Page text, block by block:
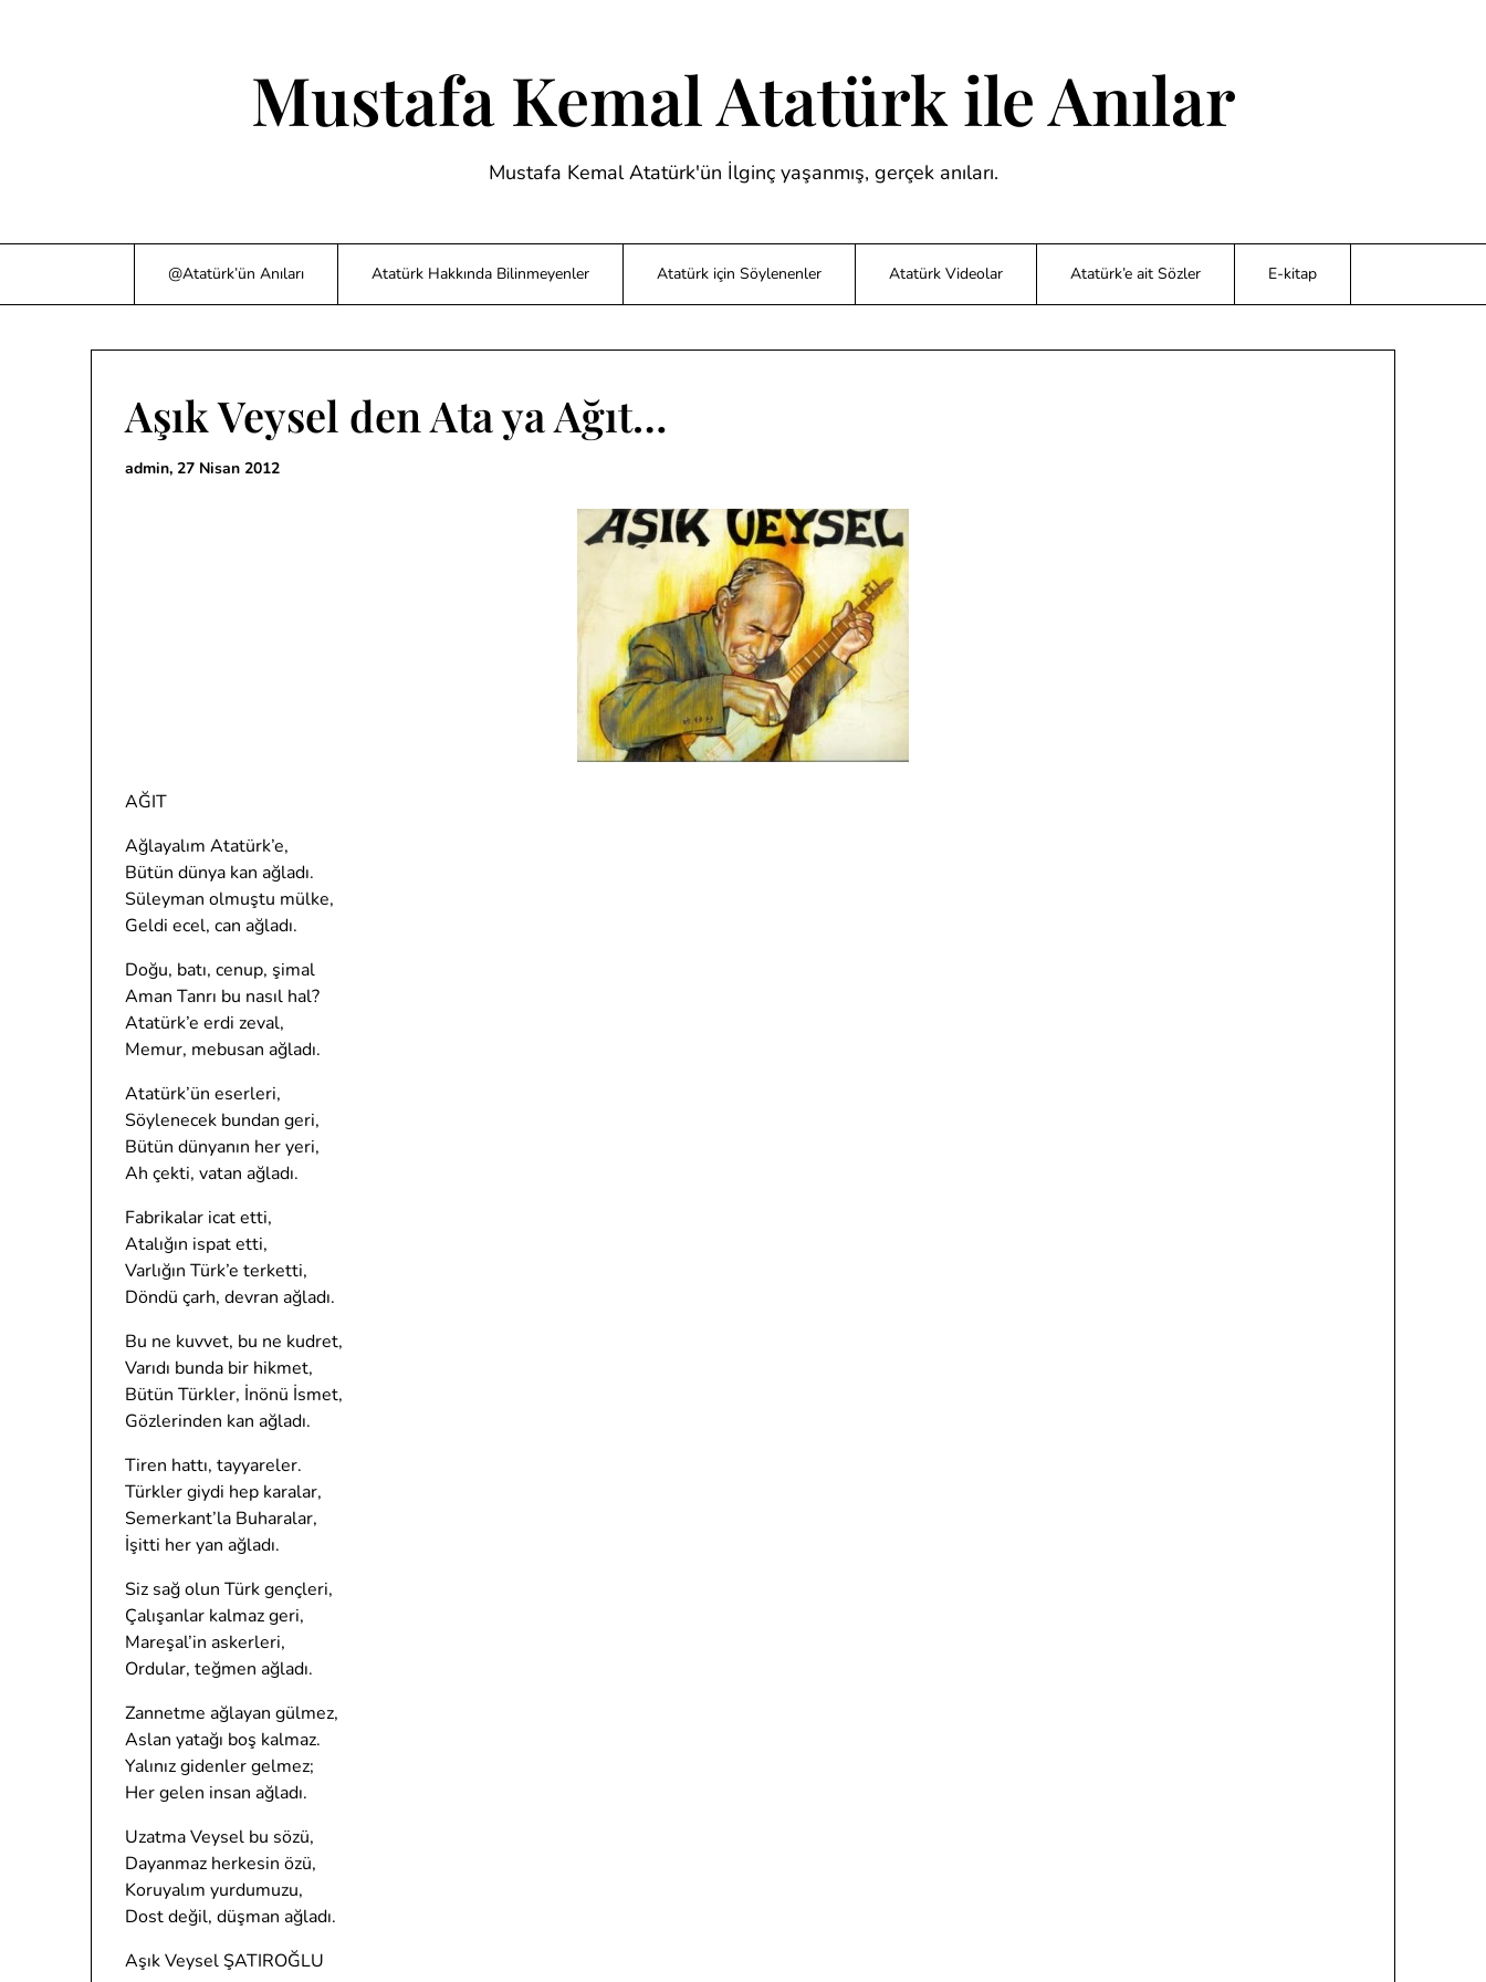
Mustafa Kemal Atatürk ile Anılar
Mustafa Kemal Atatürk'ün İlginç yaşanmış, gerçek anıları.
@Atatürk’ün Anıları Atatürk Hakkında Bilinmeyenler Atatürk için Söylenenler Atatürk Videolar Atatürk’e ait Sözler E-kitap
Aşık Veysel den Ata ya Ağıt…
admin, 27 Nisan 2012
AĞIT
Ağlayalım Atatürk’e,
Bütün dünya kan ağladı.
Süleyman olmuştu mülke,
Geldi ecel, can ağladı.
Doğu, batı, cenup, şimal
Aman Tanrı bu nasıl hal?
Atatürk’e erdi zeval,
Memur, mebusan ağladı.
Atatürk’ün eserleri,
Söylenecek bundan geri,
Bütün dünyanın her yeri,
Ah çekti, vatan ağladı.
Fabrikalar icat etti,
Atalığın ispat etti,
Varlığın Türk’e terketti,
Döndü çarh, devran ağladı.
Bu ne kuvvet, bu ne kudret,
Varıdı bunda bir hikmet,
Bütün Türkler, İnönü İsmet,
Gözlerinden kan ağladı.
Tiren hattı, tayyareler.
Türkler giydi hep karalar,
Semerkant’la Buharalar,
İşitti her yan ağladı.
Siz sağ olun Türk gençleri,
Çalışanlar kalmaz geri,
Mareşal’in askerleri,
Ordular, teğmen ağladı.
Zannetme ağlayan gülmez,
Aslan yatağı boş kalmaz.
Yalınız gidenler gelmez;
Her gelen insan ağladı.
Uzatma Veysel bu sözü,
Dayanmaz herkesin özü,
Koruyalım yurdumuzu,
Dost değil, düşman ağladı.
Aşık Veysel ŞATIROĞLU